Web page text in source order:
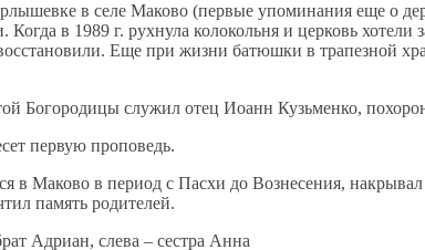
в селе Маково (первые упоминания еще о
Когда в 1989 г. рухнула колокольня и церковь
Еще при жизни батюшки в трапезной
Богородицы служил отец Иоанн Кузьменко,
первую проповедь.
Маково в период с Пасхи до Вознесения,
память родителей.